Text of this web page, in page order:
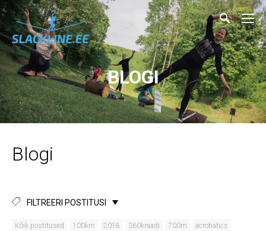
BLOGI
Blogi
FILTREERI POSTITUSI
Kõik postitused 100km 2018 360kraadi 700m
acrobatics